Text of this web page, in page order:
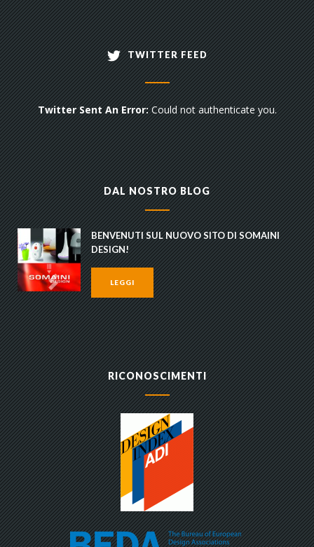
TWITTER FEED
Twitter Sent An Error:Could not authenticate you.
DAL NOSTRO BLOG
BENVENUTI SUL NUOVO SITO DI SOMAINI
DESIGN!
LEGGI
RICONOSCIMENTI